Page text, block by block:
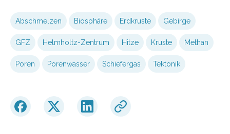
Abschmelzen Biosphäre Erdkruste Gebirge
GFZ Helmholtz-Zentrum Hitze Kruste Methan
Poren Porenwasser Schiefergas Tektonik